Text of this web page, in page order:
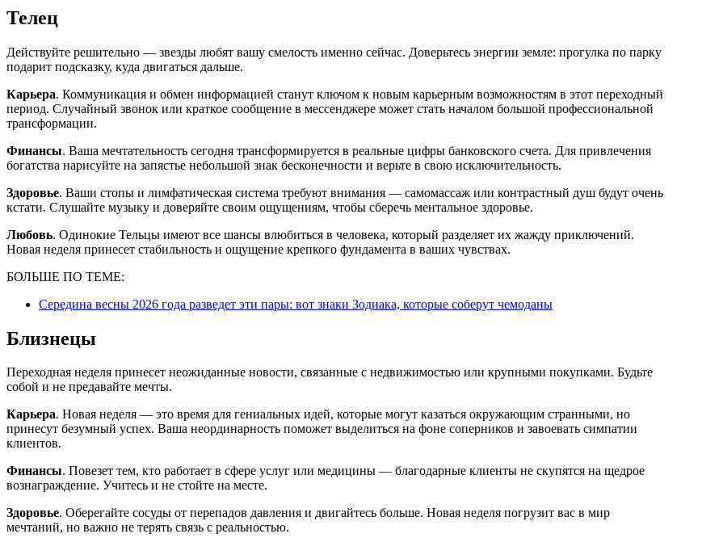
Телец
Действуйте решительно — звезды любят вашу смелость именно сейчас. Доверьтесь энергии земле: прогулка по парку
подарит подсказку, куда двигаться дальше.
Карьера. Коммуникация и обмен информацией станут ключом к новым карьерным возможностям в этот переходный
период. Случайный звонок или краткое сообщение в мессенджере может стать началом большой профессиональной
трансформации.
Финансы. Ваша мечтательность сегодня трансформируется в реальные цифры банковского счета. Для привлечения
богатства нарисуйте на запястье небольшой знак бесконечности и верьте в свою исключительность.
Здоровье. Ваши стопы и лимфатическая система требуют внимания — самомассаж или контрастный душ будут очень
кстати. Слушайте музыку и доверяйте своим ощущениям, чтобы сберечь ментальное здоровье.
Любовь. Одинокие Тельцы имеют все шансы влюбиться в человека, который разделяет их жажду приключений.
Новая неделя принесет стабильность и ощущение крепкого фундамента в ваших чувствах.
БОЛЬШЕ ПО ТЕМЕ:
Середина весны 2026 года разведет эти пары: вот знаки Зодиака, которые соберут чемоданы
Близнецы
Переходная неделя принесет неожиданные новости, связанные с недвижимостью или крупными покупками. Будьте
собой и не предавайте мечты.
Карьера. Новая неделя — это время для гениальных идей, которые могут казаться окружающим странными, но
принесут безумный успех. Ваша неординарность поможет выделиться на фоне соперников и завоевать симпатии
клиентов.
Финансы. Повезет тем, кто работает в сфере услуг или медицины — благодарные клиенты не скупятся на щедрое
вознаграждение. Учитесь и не стойте на месте.
Здоровье. Оберегайте сосуды от перепадов давления и двигайтесь больше. Новая неделя погрузит вас в мир
мечтаний, но важно не терять связь с реальностью.